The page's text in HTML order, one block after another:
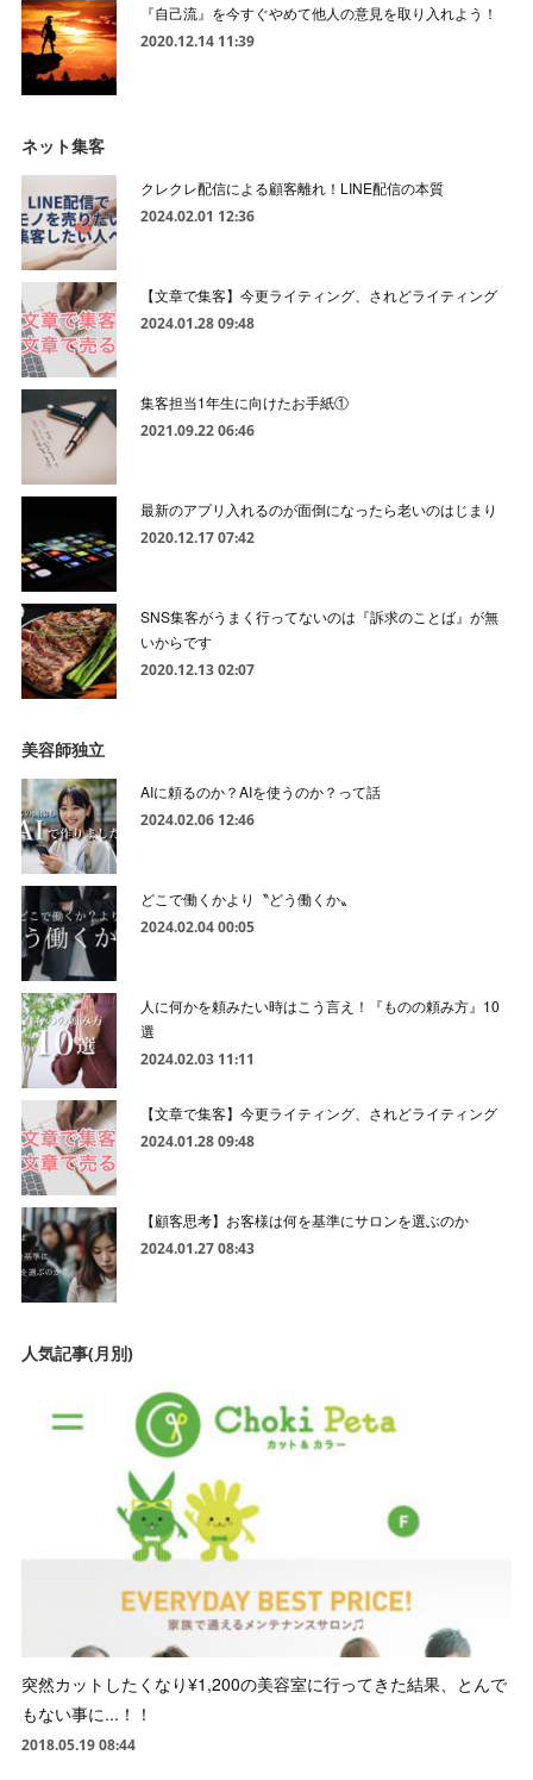
『自己流』を今すぐやめて他人の意見を取り入れよう！
2020.12.14 11:39
ネット集客
クレクレ配信による顧客離れ！LINE配信の本質
2024.02.01 12:36
【文章で集客】今更ライティング、されどライティング
2024.01.28 09:48
集客担当1年生に向けたお手紙①
2021.09.22 06:46
最新のアプリ入れるのが面倒になったら老いのはじまり
2020.12.17 07:42
SNS集客がうまく行ってないのは『訴求のことば』が無
いからです
2020.12.13 02:07
美容師独立
AIに頼るのか？AIを使うのか？って話
2024.02.06 12:46
どこで働くかより〝どう働くか〟
2024.02.04 00:05
人に何かを頼みたい時はこう言え！『ものの頼み方』10
選
2024.02.03 11:11
【文章で集客】今更ライティング、されどライティング
2024.01.28 09:48
【顧客思考】お客様は何を基準にサロンを選ぶのか
2024.01.27 08:43
人気記事(月別)
突然カットしたくなり¥1,200の美容室に行ってきた結果、とんで
もない事に...！！
2018.05.19 08:44